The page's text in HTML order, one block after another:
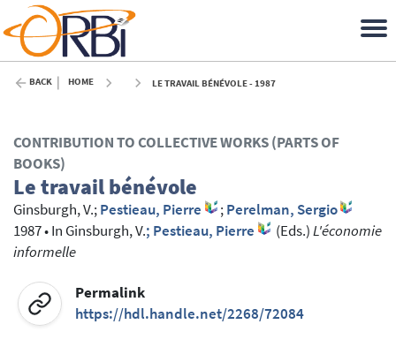
BACK HOME LE TRAVAIL BÉNÉVOLE - 1987
CONTRIBUTION TO COLLECTIVE WORKS (PARTS OF
BOOKS)
Le travail bénévole
Ginsburgh, V.;Pestieau, Pierre ;Perelman, Sergio
1987•In Ginsburgh, V.; Pestieau, Pierre (Eds.)L'économie
informelle
Permalink
https://hdl.handle.net/2268/72084